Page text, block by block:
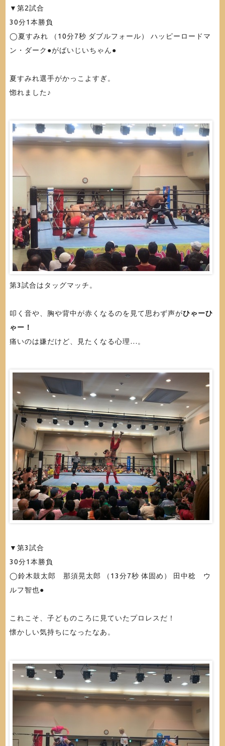
▼第2試合
30分1本勝負
◯夏すみれ （10分7秒 ダブルフォール） ハッピーロードマ
ン・ダーク●がばいじいちゃん●
夏すみれ選手がかっこよすぎ。
惚れました♪
第3試合はタッグマッチ。
叩く音や、胸や背中が赤くなるのを見て思わず声がひゃーひ
ゃー！
痛いのは嫌だけど、見たくなる心理…。
▼第3試合
30分1本勝負
◯鈴木鼓太郎 那須晃太郎 （13分7秒 体固め） 田中稔 ウ
ルフ智也●
これこそ、子どものころに見ていたプロレスだ！
懐かしい気持ちになったなあ。